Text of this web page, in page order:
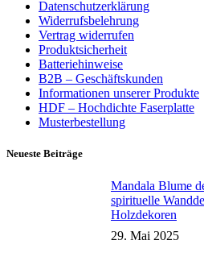
Datenschutzerklärung
Widerrufsbelehrung
Vertrag widerrufen
Produktsicherheit
Batteriehinweise
B2B – Geschäftskunden
Informationen unserer Produkte
HDF – Hochdichte Faserplatte
Musterbestellung
Neueste Beiträge
Mandala Blume
spirituelle
Holzdekoren
29. Mai 2025